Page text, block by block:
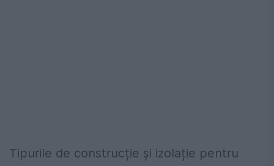
Tipurile de construcție și izolație pentru